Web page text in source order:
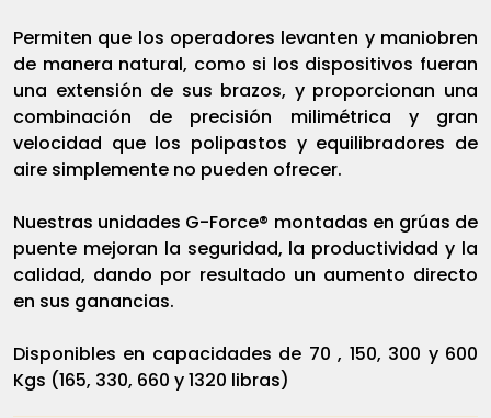
Permiten que los operadores levanten y maniobren
de manera natural, como si los dispositivos fueran
una extensión de sus brazos, y proporcionan una
combinación de precisión milimétrica y gran
velocidad que los polipastos y equilibradores de
aire simplemente no pueden ofrecer.
Nuestras unidades G-Force® montadas en grúas de
puente mejoran la seguridad, la productividad y la
calidad, dando por resultado un aumento directo
en sus ganancias.
Disponibles en capacidades de 70 , 150, 300 y 600
Kgs (165, 330, 660 y 1320 libras)